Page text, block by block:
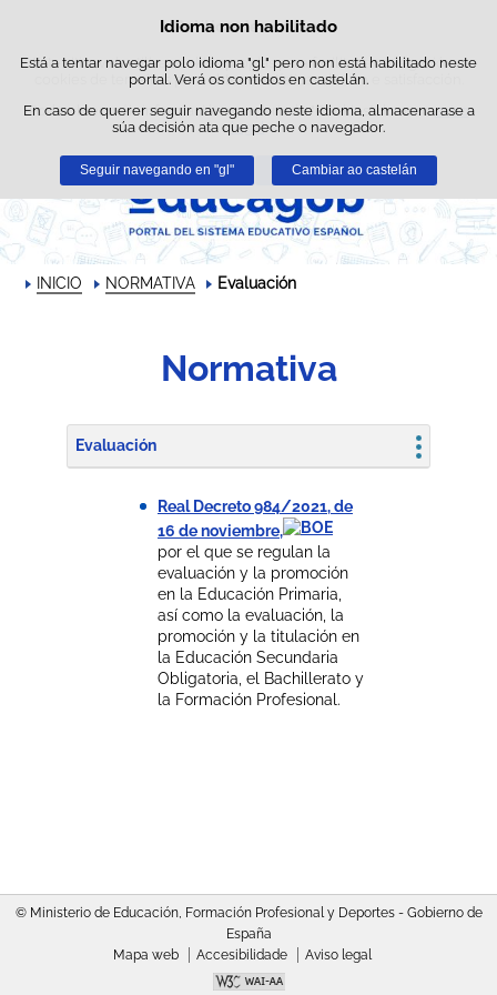
Política de cookies
Este sitio web utiliza cookies propias para facilitar a navegación e
cookies de terceiros para obter estatísticas de uso e satisfacción.
Pode obter máis información no apartado "Cookies" do nosoaviso
legal.
Aceptar Rexeitar
Idioma non habilitado
Está a tentar navegar polo idioma "gl" pero non está habilitado neste
portal. Verá os contidos en castelán.
En caso de querer seguir navegando neste idioma, almacenarase a
súa decisión ata que peche o navegador.
Seguir navegando en "gl" Cambiar ao castelán
Saltar ao contido
INICIO NORMATIVA Evaluación
Normativa
Evaluación
Real Decreto 984/2021, de
16 de noviembre,
por el que se regulan la
evaluación y la promoción
en la Educación Primaria,
así como la evaluación, la
promoción y la titulación en
la Educación Secundaria
Obligatoria, el Bachillerato y
la Formación Profesional.
© Ministerio de Educación, Formación Profesional y Deportes - Gobierno de
España
Mapa web
Accesibilidade Aviso legal